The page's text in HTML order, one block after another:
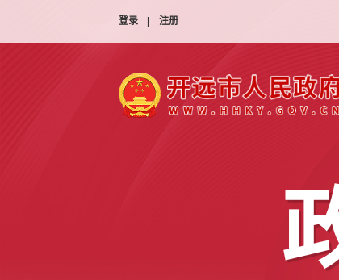
登录 注册